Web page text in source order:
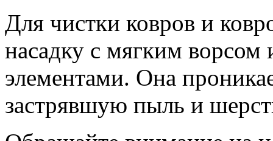
Для чистки ковров и
насадку с мягким
элементами. Она
застрявшую пыль и